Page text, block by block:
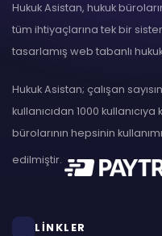
Hukuk Asistan, hukuk
tüm ihtiyaçlarına tek bir
tasarlamış web tabanlı
Hukuk Asistan; çalışan
kullanıcıdan 1000
bürolarının hepsinin
edilmiştir.
LİNKLER